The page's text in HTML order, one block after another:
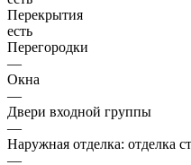
Перекрытия
есть
Перегородки
—
Окна
—
Двери входной группы
—
Наружная отделка: отделка
—